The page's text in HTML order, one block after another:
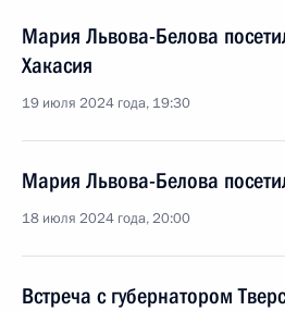
Мария Львова-Белова
Хакасия
19 июля 2024 года, 19:30
Мария Львова-Белова
18 июля 2024 года, 20:00
Встреча с губернатором